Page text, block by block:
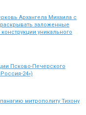
Архангела Михаила с
заложенные
уникального
Псково-Печерского
24»)
митрополиту Тихону